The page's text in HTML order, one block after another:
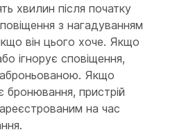
хвилин після початку
з нагадуванням
він цього хоче. Якщо
ігнорує сповіщення,
Якщо
пристрій
на час